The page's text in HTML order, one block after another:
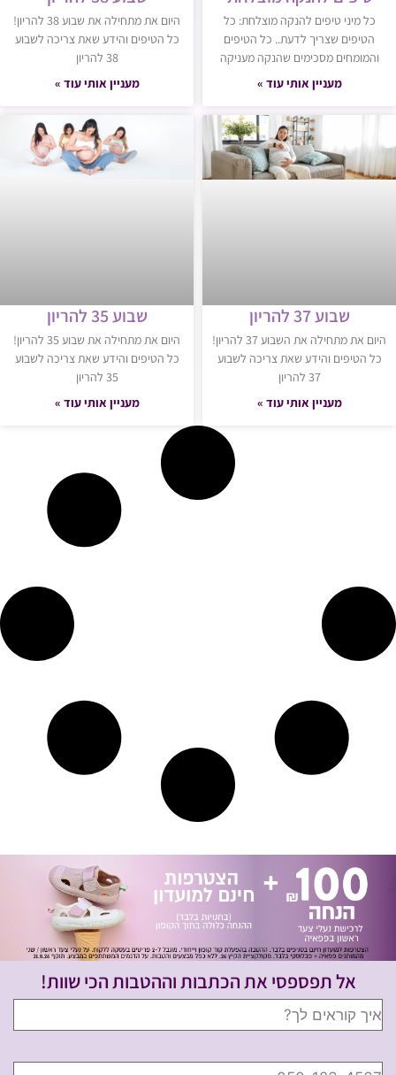
כל מיני טיפים להנקה מוצלחת: כל
הטיפים שצריך לדעת.. כל הטיפים
והמומחים מסכימים שהנקה מעניקה
מעניין אותי עוד »
היום את מתחילה את שבוע 38 להריון!
כל הטיפים והידע שאת צריכה לשבוע
38 להריון
מעניין אותי עוד »
שבוע 37 להריון
היום את מתחילה את השבוע 37 להריון!
כל הטיפים והידע שאת צריכה לשבוע
37 להריון
מעניין אותי עוד »
שבוע 35 להריון
היום את מתחילה את שבוע 35 להריון!
כל הטיפים והידע שאת צריכה לשבוע
35 להריון
מעניין אותי עוד »
אל תפספסי את הכתבות וההטבות הכי שוות!